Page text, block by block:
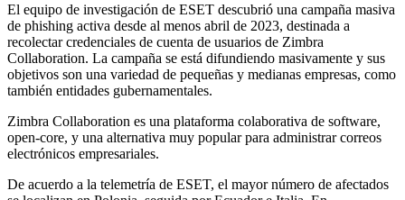
El equipo de investigación de ESET descubrió una campaña masiva
de phishing activa desde al menos abril de 2023, destinada a
recolectar credenciales de cuenta de usuarios de Zimbra
Collaboration. La campaña se está difundiendo masivamente y sus
objetivos son una variedad de pequeñas y medianas empresas, como
también entidades gubernamentales.
Zimbra Collaboration es una plataforma colaborativa de software,
open-core, y una alternativa muy popular para administrar correos
electrónicos empresariales.
De acuerdo a la telemetría de ESET, el mayor número de afectados